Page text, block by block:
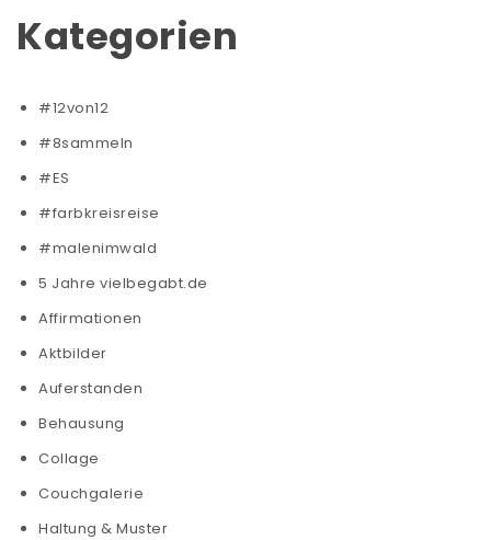
Kategorien
#12von12
#8sammeln
#ES
#farbkreisreise
#malenimwald
5 Jahre vielbegabt.de
Affirmationen
Aktbilder
Auferstanden
Behausung
Collage
Couchgalerie
Haltung & Muster